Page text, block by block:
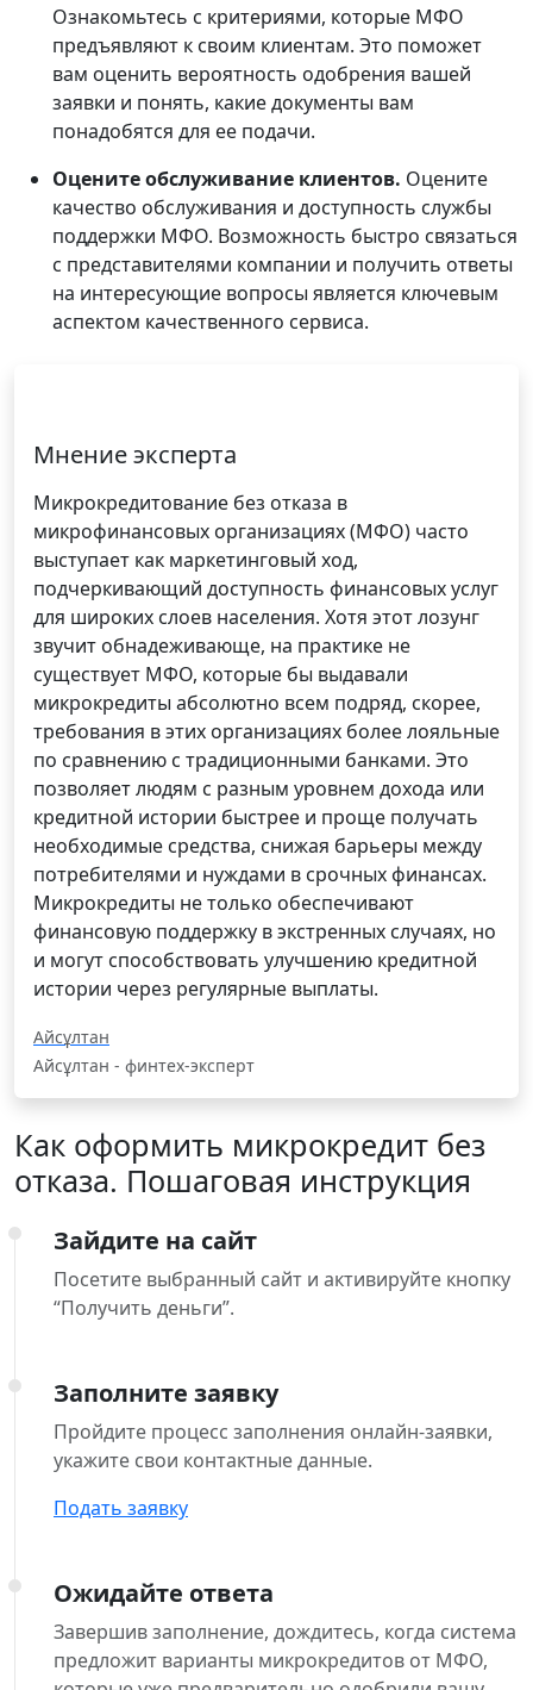
Ознакомьтесь с критериями, которые МФО
предъявляют к своим клиентам. Это поможет
вам оценить вероятность одобрения вашей
заявки и понять, какие документы вам
понадобятся для ее подачи.
Оцените обслуживание клиентов. Оцените
качество обслуживания и доступность службы
поддержки МФО. Возможность быстро связаться
с представителями компании и получить ответы
на интересующие вопросы является ключевым
аспектом качественного сервиса.
Мнение эксперта
Микрокредитование без отказа в
микрофинансовых организациях (МФО) часто
выступает как маркетинговый ход,
подчеркивающий доступность финансовых услуг
для широких слоев населения. Хотя этот лозунг
звучит обнадеживающе, на практике не
существует МФО, которые бы выдавали
микрокредиты абсолютно всем подряд, скорее,
требования в этих организациях более лояльные
по сравнению с традиционными банками. Это
позволяет людям с разным уровнем дохода или
кредитной истории быстрее и проще получать
необходимые средства, снижая барьеры между
потребителями и нуждами в срочных финансах.
Микрокредиты не только обеспечивают
финансовую поддержку в экстренных случаях, но
и могут способствовать улучшению кредитной
истории через регулярные выплаты.
Айсұлтан
Айсұлтан - финтех-эксперт
Как оформить микрокредит без
отказа. Пошаговая инструкция
Зайдите на сайт
Посетите выбранный сайт и активируйте кнопку
“Получить деньги”.
Заполните заявку
Пройдите процесс заполнения онлайн-заявки,
укажите свои контактные данные.
Подать заявку
Ожидайте ответа
Завершив заполнение, дождитесь, когда система
предложит варианты микрокредитов от МФО,